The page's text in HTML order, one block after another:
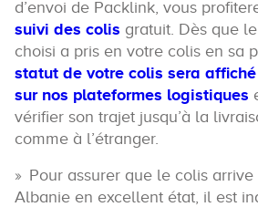
d’envoi de Packlink, vous
suivi des colis gratuit. Dès que
choisi a pris en votre colis en sa
statut de votre colis sera
sur nos plateformes logistiques
vérifier son trajet jusqu’à la
comme à l’étranger.
Pour assurer que le colis
Albanie en excellent état, il est